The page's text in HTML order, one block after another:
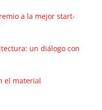
a la mejor start-
un diálogo con
el material